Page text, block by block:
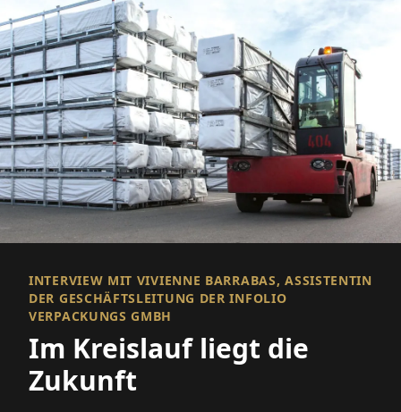
INTERVIEW MIT VIVIENNE BARRABAS, ASSISTENTIN
DER GESCHÄFTSLEITUNG DER INFOLIO
VERPACKUNGS GMBH
Im Kreislauf liegt die
Zukunft